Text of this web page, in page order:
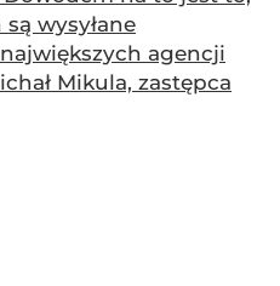
wysyłane
agencji
Mikula, zastępca